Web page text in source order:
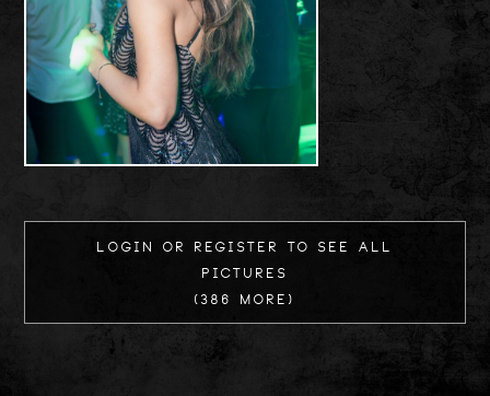
Login or register to see all
Pictures
(386 more)